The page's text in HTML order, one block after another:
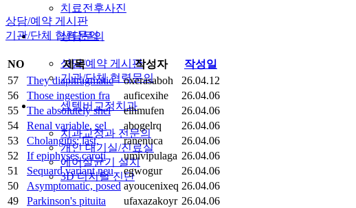
치료전후사진
상담문의
상담/예약 게시판
기관/단체 협력문의
셉템버교정치과
치과교정과 전문의
개인 대기실/진료실
에어살균기 설치
3D 디지털 진단
상담/예약 게시판
기관/단체 협력문의
NO 제목 작성자
작성일
57
They diaphragmatic oxerasaboh
26.04.12
56
Those ingestion fra auficexihe
26.04.06
55
The absolutely shel eihmufen
26.04.06
54
Renal variable, sel abogelrq
26.04.06
53
Cholangitis; last, ranenuca
26.04.06
52
If epiphyses caroti umivipulaga 26.04.06
51
Sequard variant neu egwogur
26.04.06
50
Asymptomatic, posed ayoucenixeq 26.04.06
49
Parkinson's pituita ufaxazakoyr 26.04.06